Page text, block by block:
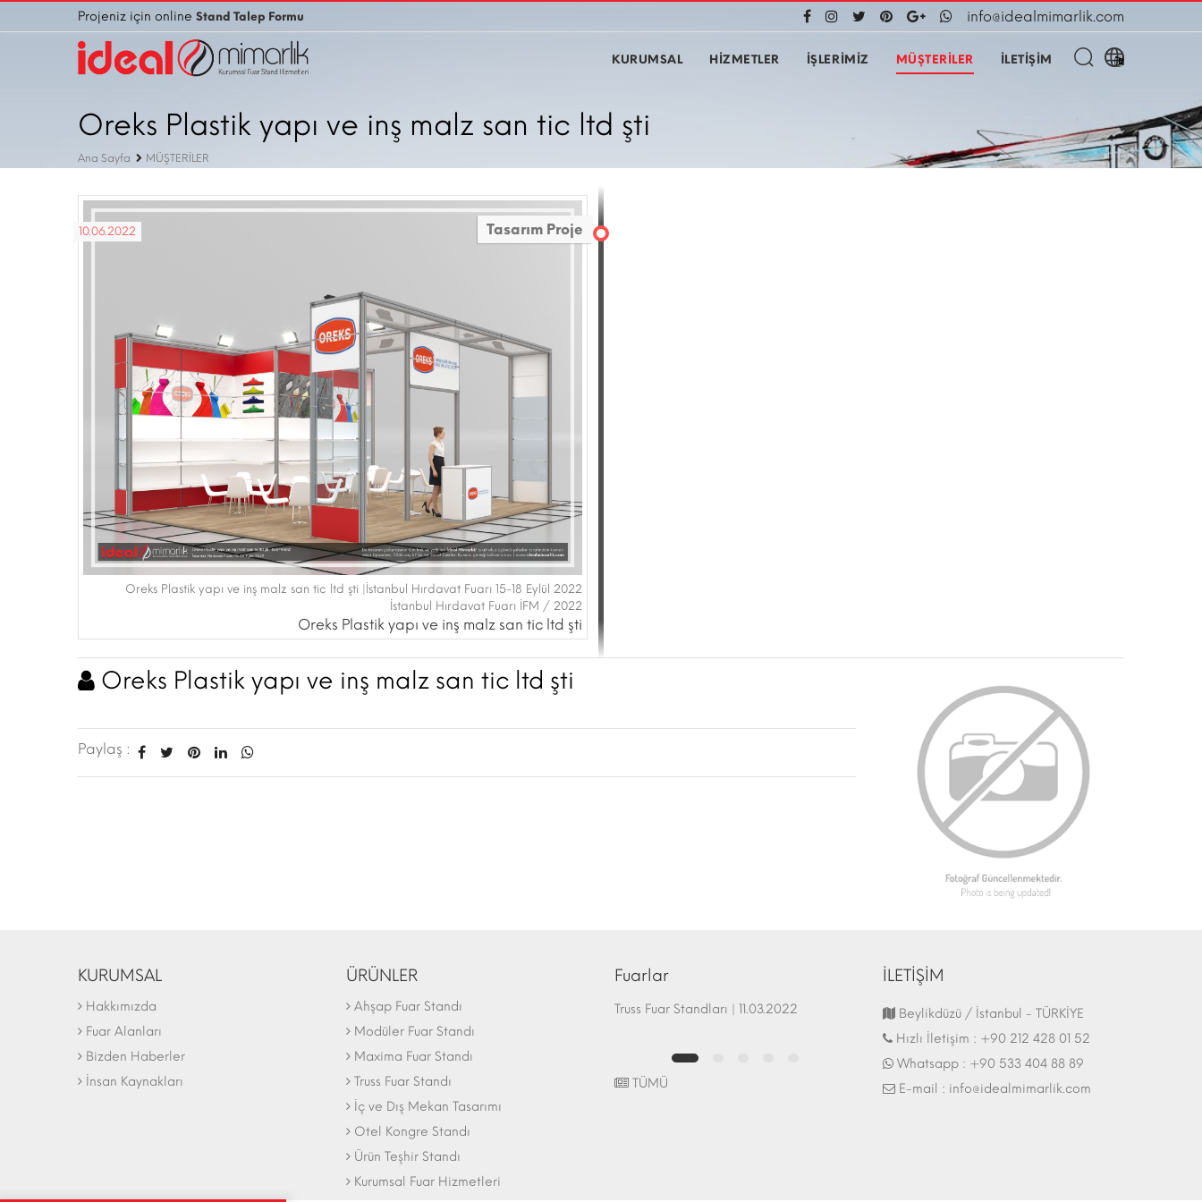
Projeniz için online Stand Talep Formu info@idealmimarlik.com
KURUMSAL HİZMETLER İŞLERİMİZ MÜŞTERİLER İLETİŞİM
Oreks Plastik yapı ve inş malz san tic ltd şti
Ana Sayfa MÜŞTERİLER
Tasarım Proje
10.06.2022
Oreks Plastik yapı ve inş malz san tic ltd şti |İstanbul Hırdavat Fuarı 15-18 Eylül 2022
İstanbul Hırdavat Fuarı İFM / 2022
Oreks Plastik yapı ve inş malz san tic ltd şti
Oreks Plastik yapı ve inş malz san tic ltd şti
Paylaş :
KURUMSAL
Hakkımızda
Fuar Alanları
Bizden Haberler
İnsan Kaynakları
ÜRÜNLER
Ahşap Fuar Standı
Modüler Fuar Standı
Maxima Fuar Standı
Truss Fuar Standı
İç ve Dış Mekan Tasarımı
Otel Kongre Standı
Ürün Teşhir Standı
Kurumsal Fuar Hizmetleri
Fuarlar
Truss Fuar Standları | 11.03.2022 Fuar Stand | 07.10.2017
TÜMÜ
İLETİŞİM
Beylikdüzü / İstanbul - TÜRKİYE
Hızlı İletişim : +90 212 428 01 52
Whatsapp : +90 533 404 88 89
E-mail : info@idealmimarlik.com